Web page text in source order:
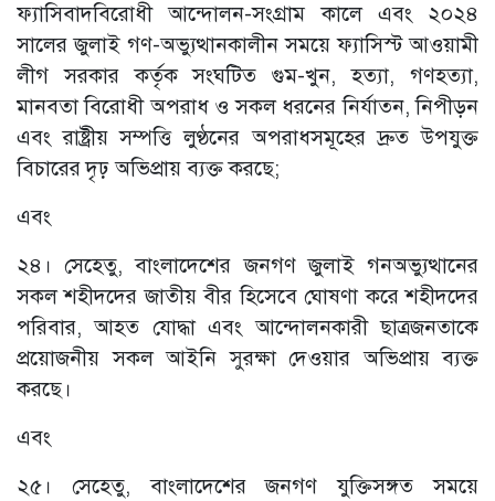
ফ্যাসিবাদবিরোধী আন্দোলন-সংগ্রাম কালে এবং ২০২৪
সালের জুলাই গণ-অভ্যুত্থানকালীন সময়ে ফ্যাসিস্ট আওয়ামী
লীগ সরকার কর্তৃক সংঘটিত গুম-খুন, হত্যা, গণহত্যা,
মানবতা বিরোধী অপরাধ ও সকল ধরনের নির্যাতন, নিপীড়ন
এবং রাষ্ট্রীয় সম্পত্তি লুণ্ঠনের অপরাধসমূহের দ্রুত উপযুক্ত
বিচারের দৃঢ় অভিপ্রায় ব্যক্ত করছে;
এবং
২৪। সেহেতু, বাংলাদেশের জনগণ জুলাই গনঅভ্যুত্থানের
সকল শহীদদের জাতীয় বীর হিসেবে ঘোষণা করে শহীদদের
পরিবার, আহত যোদ্ধা এবং আন্দোলনকারী ছাত্রজনতাকে
প্রয়োজনীয় সকল আইনি সুরক্ষা দেওয়ার অভিপ্রায় ব্যক্ত
করছে।
এবং
২৫। সেহেতু, বাংলাদেশের জনগণ যুক্তিসঙ্গত সময়ে